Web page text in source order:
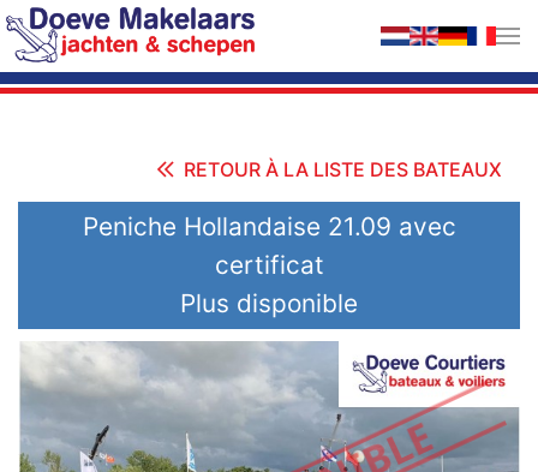
Accéder au contenu principal
RETOUR À LA LISTE DES BATEAUX
Peniche Hollandaise 21.09 avec
certificat
Plus disponible